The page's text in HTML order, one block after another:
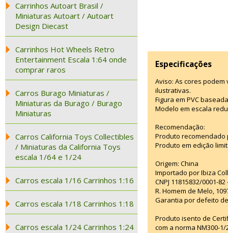
Carrinhos Autoart Brasil /
Miniaturas Autoart / Autoart
Design Diecast
Carrinhos Hot Wheels Retro
Entertainment Escala 1:64 onde
comprar raros
Carros Burago Miniaturas /
Miniaturas da Burago / Burago
Miniaturas
Carros California Toys Collectibles
/ Miniaturas da California Toys
escala 1/64 e 1/24
Carros escala 1/16 Carrinhos 1:16
Carros escala 1/18 Carrinhos 1:18
Carros escala 1/24 Carrinhos 1:24
Especificações
Aviso: As cores
ilustrativas.
Figura em PVC
Modelo em escala
Recomendação:
Produto recomendado
Produto em edição
Origem: China
Importado por Ibiza
CNPJ 11815832/0001-
R. Homem de Melo,
Garantia por defeito
Produto isento de
com a norma NM300-